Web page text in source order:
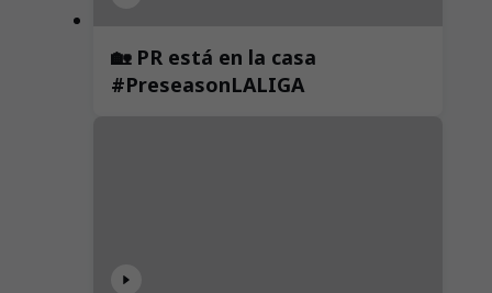
🏡 PR está en la casa
#PreseasonLALIGA